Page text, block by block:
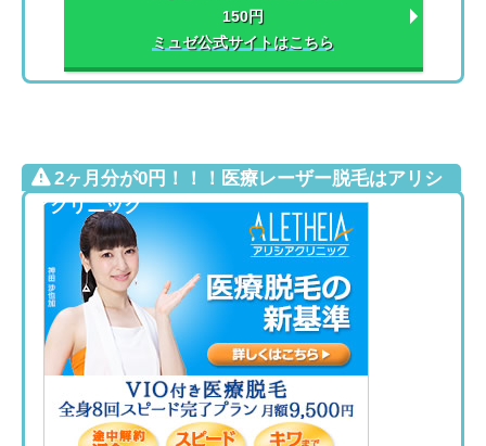
150円
ミュゼ公式サイトはこちら
2ヶ月分が0円！！！医療レーザー脱毛はアリシ
アクリニック